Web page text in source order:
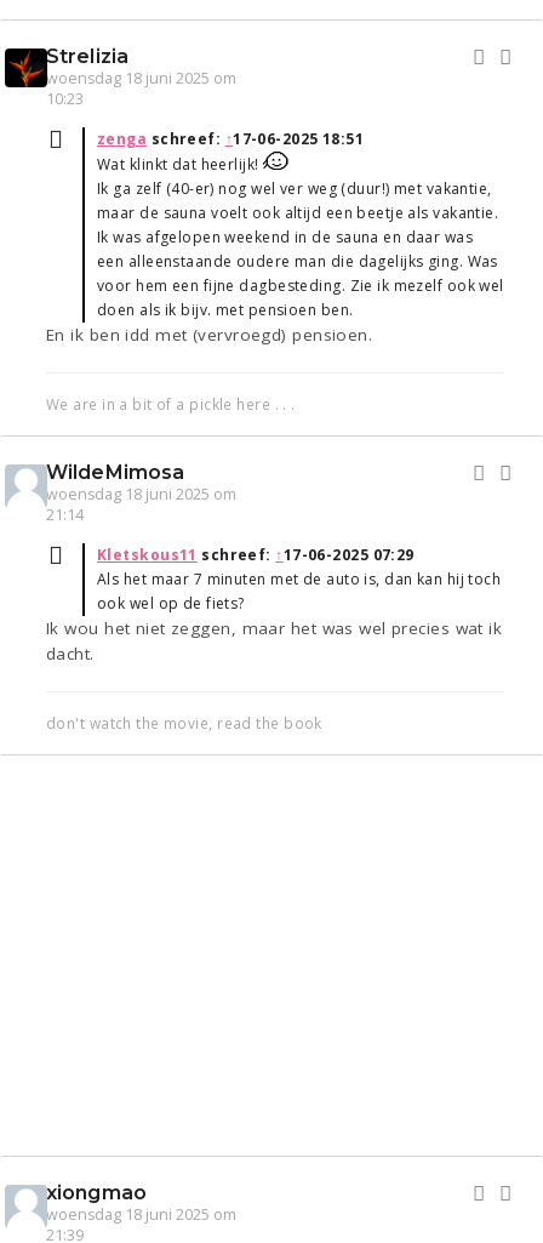
Strelizia
woensdag 18 juni 2025 om
10:23
zenga schreef: ↑17-06-2025 18:51
Wat klinkt dat heerlijk!
Ik ga zelf (40-er) nog wel ver weg (duur!) met vakantie,
maar de sauna voelt ook altijd een beetje als vakantie.
Ik was afgelopen weekend in de sauna en daar was
een alleenstaande oudere man die dagelijks ging. Was
voor hem een fijne dagbesteding. Zie ik mezelf ook wel
doen als ik bijv. met pensioen ben.
En ik ben idd met (vervroegd) pensioen.
We are in a bit of a pickle here . . .
WildeMimosa
woensdag 18 juni 2025 om
21:14
Kletskous11 schreef: ↑17-06-2025 07:29
Als het maar 7 minuten met de auto is, dan kan hij toch
ook wel op de fiets?
Ik wou het niet zeggen, maar het was wel precies wat ik
dacht.
don't watch the movie, read the book
xiongmao
woensdag 18 juni 2025 om
21:39